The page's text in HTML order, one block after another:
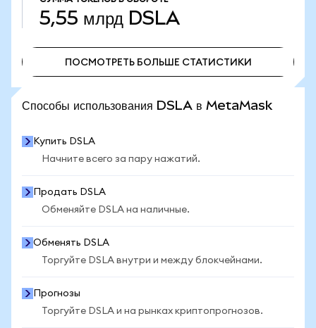
5,55 млрд DSLA
ПОСМОТРЕТЬ БОЛЬШЕ СТАТИСТИКИ
Способы использования DSLA в MetaMask
Купить DSLA
Начните всего за пару нажатий.
Продать DSLA
Обменяйте DSLA на наличные.
Обменять DSLA
Торгуйте DSLA внутри и между блокчейнами.
Прогнозы
Торгуйте DSLA и на рынках криптопрогнозов.